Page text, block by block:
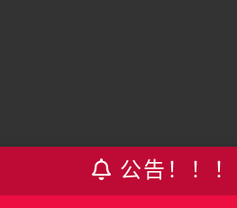
公告！！！